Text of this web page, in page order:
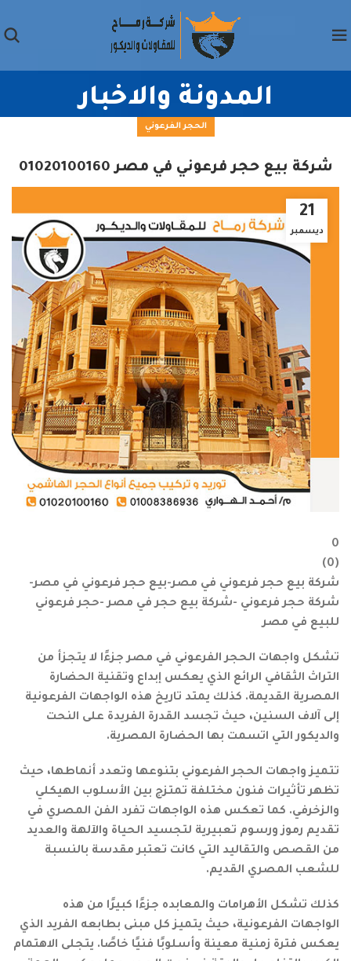
المدونة والاخبار
الحجر الفرعوني
شركة بيع حجر فرعوني في مصر 01020100160
21
ديسمبر
0
(
0
)
شركة بيع حجر فرعوني في مصر-بيع حجر فرعوني في مصر-
شركة حجر فرعوني -شركة بيع حجر في مصر -حجر فرعوني
للبيع في مصر
تشكل واجهات الحجر الفرعوني في مصر جزءًا لا يتجزأ من
التراث الثقافي الرائع الذي يعكس إبداع وتقنية الحضارة
المصرية القديمة. كذلك يمتد تاريخ هذه الواجهات الفرعونية
إلى آلاف السنين، حيث تجسد القدرة الفريدة على النحت
والديكور التي اتسمت بها الحضارة المصرية.
تتميز واجهات الحجر الفرعوني بتنوعها وتعدد أنماطها، حيث
تظهر تأثيرات فنون مختلفة تمتزج بين الأسلوب الهيكلي
والزخرفي. كما تعكس هذه الواجهات تفرد الفن المصري في
تقديم رموز ورسوم تعبيرية لتجسيد الحياة والآلهة والعديد
من القصص والتقاليد التي كانت تعتبر مقدسة بالنسبة
للشعب المصري القديم.
كذلك تشكل الأهرامات والمعابده جزءًا كبيرًا من هذه
الواجهات الفرعونية، حيث يتميز كل مبنى بطابعه الفريد الذي
يعكس فترة زمنية معينة وأسلوبًا فنيًا خاصًا. يتجلى الاهتمام